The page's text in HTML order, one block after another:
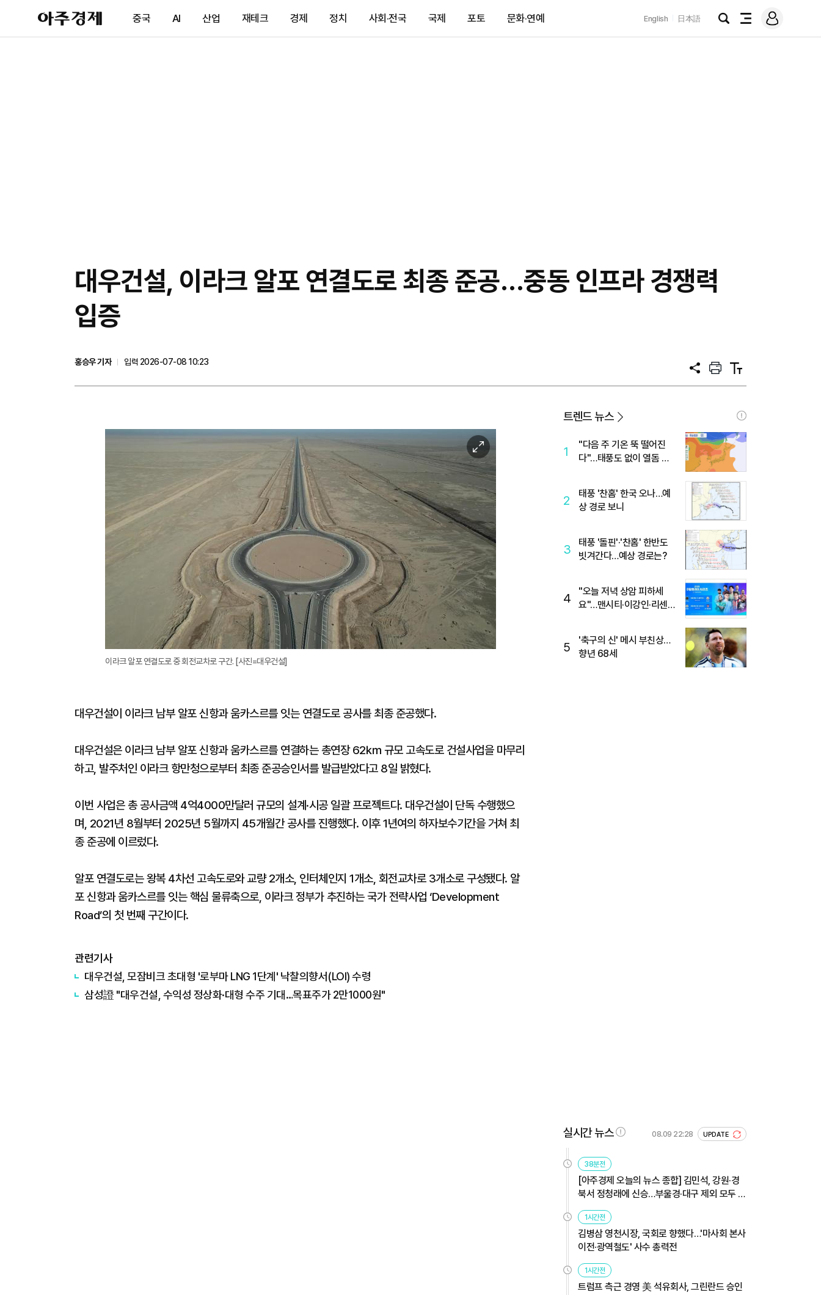
아
주
제
중국 AI 산업 재테크 경제 정치 사회·전국 국제 포토 문화·연예 English 日本語
검
전
메
그
대우건설, 이라크 알포 연결도로 최종 준공…중동 인프라 경쟁력
입증
홍승우 기자
입력 2026-07-08 10:23
공
프
트
텍
트
이
미
지
확
대
이라크 알포 연결도로 중 회전교차로 구간. [사진=대우건설]
대우건설이 이라크 남부 알포 신항과 움카스르를 잇는 연결도로 공사를 최종 준공했다.
대우건설은 이라크 남부 알포 신항과 움카스르를 연결하는 총연장 62㎞ 규모 고속도로 건설사업을 마무리
하고, 발주처인 이라크 항만청으로부터 최종 준공승인서를 발급받았다고 8일 밝혔다.
이번 사업은 총 공사금액 4억4000만달러 규모의 설계·시공 일괄 프로젝트다. 대우건설이 단독 수행했으
며, 2021년 8월부터 2025년 5월까지 45개월간 공사를 진행했다. 이후 1년여의 하자보수기간을 거쳐 최
종 준공에 이르렀다.
알포 연결도로는 왕복 4차선 고속도로와 교량 2개소, 인터체인지 1개소, 회전교차로 3개소로 구성됐다. 알
포 신항과 움카스르를 잇는 핵심 물류축으로, 이라크 정부가 추진하는 국가 전략사업 ‘Development
Road’의 첫 번째 구간이다.
관련기사
대우건설, 모잠비크 초대형 '로부마 LNG 1단계' 낙찰의향서(LOI) 수령
삼성證 "대우건설, 수익성 정상화·대형 수주 기대…목표주가 2만1000원"
트렌드 뉴스
1
"다음 주 기온 뚝 떨어진
다"…태풍도 없이 열돔 박
2
태풍 '찬홈' 한국 오나…예
상 경로 보니
3
태풍 '돌핀'·'찬홈' 한반도
빗겨간다…예상 경로는?
4
"오늘 저녁 상암 피하세
요"…맨시티·이강인·리센느
5
'축구의 신' 메시 부친상…
향년 68세
실시간 뉴스 08.09 22:28 UPDATE
38분전
[아주경제 오늘의 뉴스 종합] 김민석, 강원·경
북서 정청래에 신승…부울경·대구 제외 모두 웃
었다 外
1시간전
김병삼 영천시장, 국회로 향했다…'마사회 본사
이전·광역철도' 사수 총력전
1시간전
트럼프 측근 경영 美 석유회사, 그린란드 승인